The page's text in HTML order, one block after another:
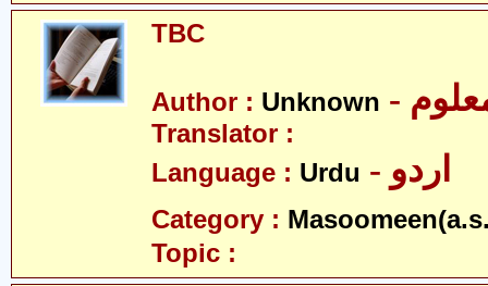
TBC
Author : Unknown معلوم
Translator :
Language : Urdu - اردو
Category :
Topic :